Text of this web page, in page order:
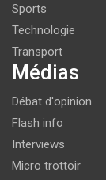
Sports
Technologie
Transport
Médias
Débat d'opinion
Flash info
Interviews
Micro trottoir